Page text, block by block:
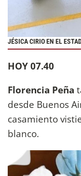
JÉSICA CIRIO EN EL
HOY 07.40
Florencia Peña
desde Buenos
casamiento
blanco.